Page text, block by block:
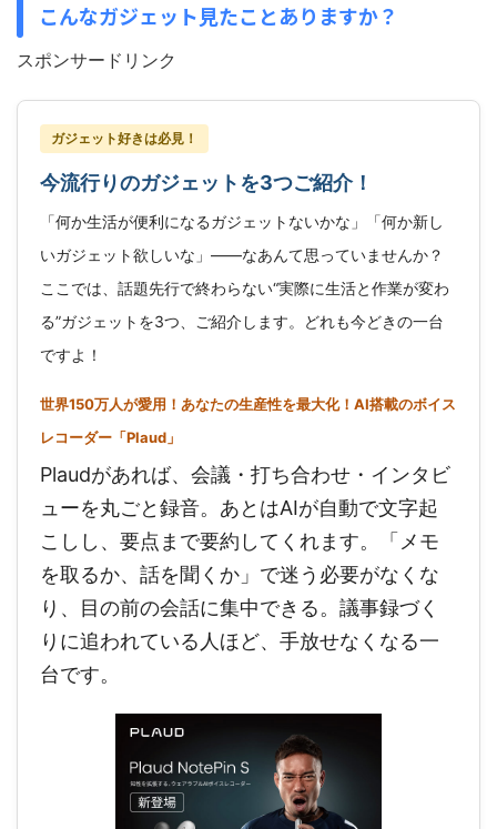
こんなガジェット見たことありますか？
スポンサードリンク
ガジェット好きは必見！
今流行りのガジェットを3つご紹介！
「何か生活が便利になるガジェットないかな」「何か新し
いガジェット欲しいな」——なあんて思っていませんか？
ここでは、話題先行で終わらない“実際に生活と作業が変わ
る”ガジェットを3つ、ご紹介します。どれも今どきの一台
ですよ！
世界150万人が愛用！あなたの生産性を最大化！AI搭載のボイス
レコーダー「Plaud」
Plaudがあれば、会議・打ち合わせ・インタビ
ューを丸ごと録音。あとはAIが自動で文字起
こしし、要点まで要約してくれます。「メモ
を取るか、話を聞くか」で迷う必要がなくな
り、目の前の会話に集中できる。議事録づく
りに追われている人ほど、手放せなくなる一
台です。